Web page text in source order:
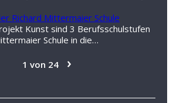
Richard Mittermaier Schule
Kunst sind 3 Berufsschulstufen
Schule in die…
1 von 24
›